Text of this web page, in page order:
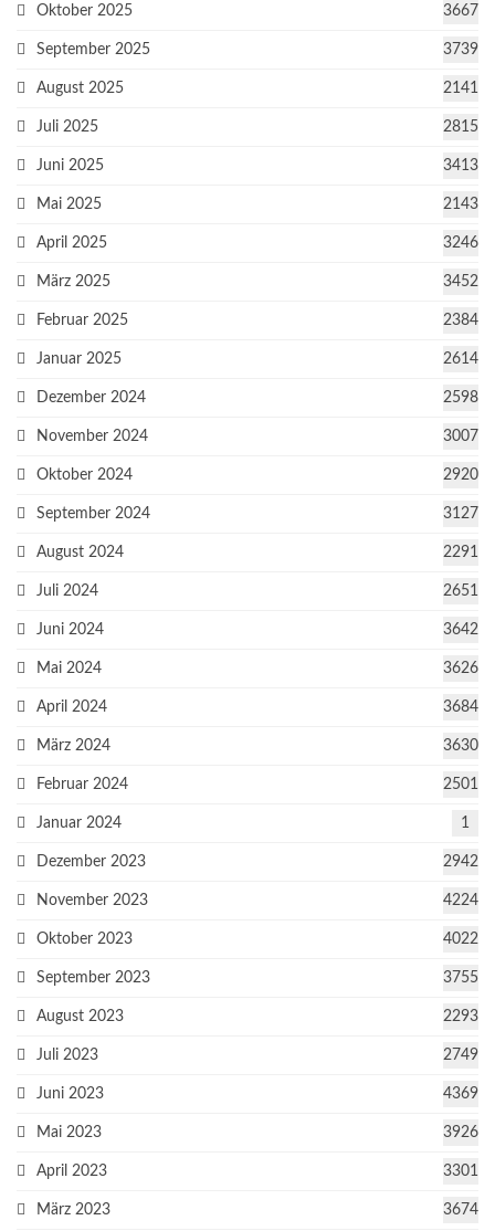
Oktober 2025 3667
September 2025 3739
August 2025 2141
Juli 2025 2815
Juni 2025 3413
Mai 2025 2143
April 2025 3246
März 2025 3452
Februar 2025 2384
Januar 2025 2614
Dezember 2024 2598
November 2024 3007
Oktober 2024 2920
September 2024 3127
August 2024 2291
Juli 2024 2651
Juni 2024 3642
Mai 2024 3626
April 2024 3684
März 2024 3630
Februar 2024 2501
Januar 2024 1
Dezember 2023 2942
November 2023 4224
Oktober 2023 4022
September 2023 3755
August 2023 2293
Juli 2023 2749
Juni 2023 4369
Mai 2023 3926
April 2023 3301
März 2023 3674